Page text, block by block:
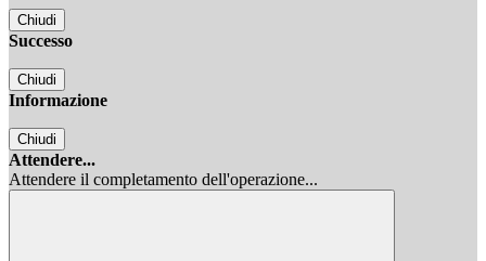
Chiudi
Successo
Chiudi
Informazione
Chiudi
Attendere...
Attendere il completamento dell'operazione...